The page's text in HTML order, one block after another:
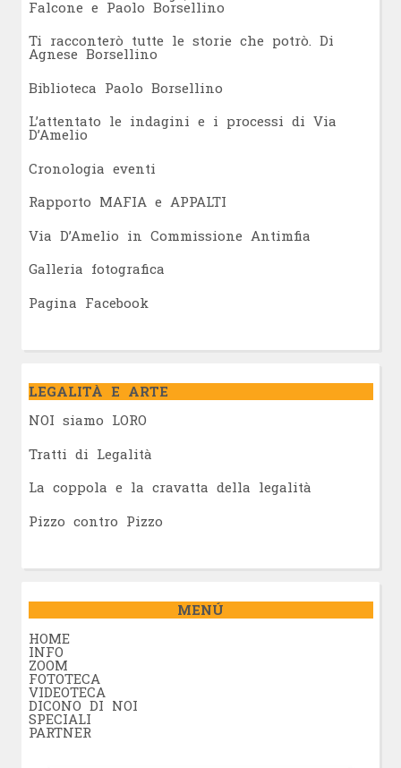
Falcone e Paolo Borsellino
Ti racconterò tutte le storie che potrò. Di
Agnese Borsellino
Biblioteca Paolo Borsellino
L’attentato le indagini e i processi di Via
D’Amelio
Cronologia eventi
Rapporto MAFIA e APPALTI
Via D’Amelio in Commissione Antimfia
Galleria fotografica
Pagina Facebook
LEGALITÀ E ARTE
NOI siamo LORO
Tratti di Legalità
La coppola e la cravatta della legalità
Pizzo contro Pizzo
MENÚ
HOME
INFO
ZOOM
FOTOTECA
VIDEOTECA
DICONO DI NOI
SPECIALI
PARTNER